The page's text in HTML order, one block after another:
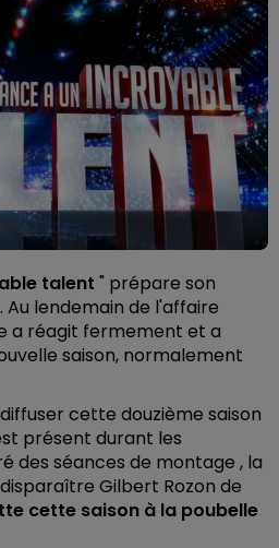
talent " prépare son
lendemain de l'affaire
a réagit fermement et a
saison, normalement
cette douzième saison
présent durant les
des séances de montage , la
Gilbert Rozon de
cette saison à la poubelle